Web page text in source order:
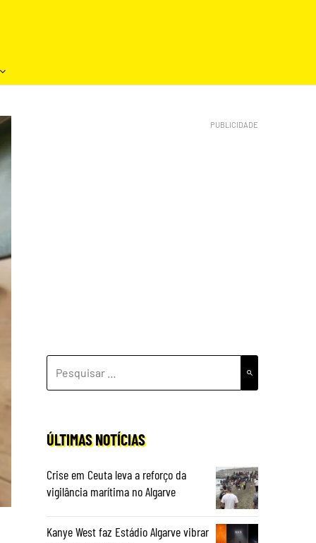
POR:
ÚLTIMAS NOTÍCIAS
Crise em Ceuta leva a reforço da
vigilância marítima no Algarve
Kanye West faz Estádio Algarve vibrar